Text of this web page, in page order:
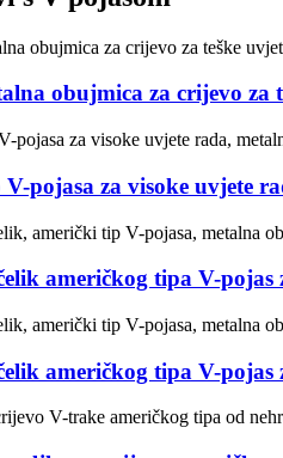
obujmica za crijevo za
pojasa za visoke uvjete
američkog tipa V-pojas
američkog tipa V-pojas